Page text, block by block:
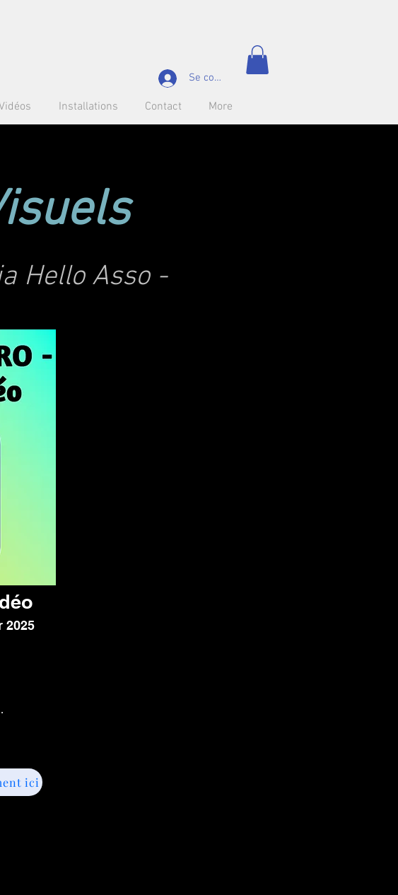
Installations Contact More
Se connecter
Hello Asso -
2025
ici